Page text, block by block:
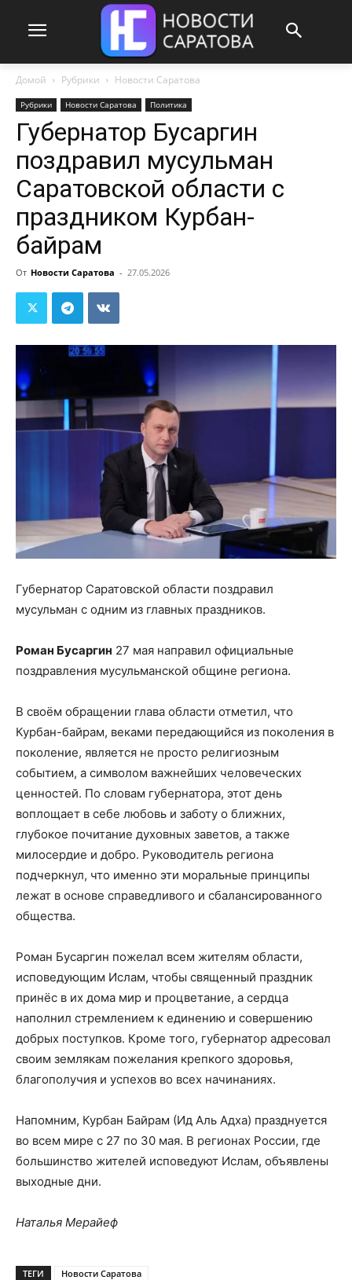
Домой Рубрики Новости Саратова
Рубрики Новости Саратова Политика
Губернатор Бусаргин
поздравил мусульман
Саратовской области с
праздником Курбан-
байрам
От Новости Саратова - 27.05.2026
Губернатор Саратовской области поздравил
мусульман с одним из главных праздников.
Роман Бусаргин 27 мая направил официальные
поздравления мусульманской общине региона.
В своём обращении глава области отметил, что
Курбан-байрам, веками передающийся из поколения в
поколение, является не просто религиозным
событием, а символом важнейших человеческих
ценностей. По словам губернатора, этот день
воплощает в себе любовь и заботу о ближних,
глубокое почитание духовных заветов, а также
милосердие и добро. Руководитель региона
подчеркнул, что именно эти моральные принципы
лежат в основе справедливого и сбалансированного
общества.
Роман Бусаргин пожелал всем жителям области,
исповедующим Ислам, чтобы священный праздник
принёс в их дома мир и процветание, а сердца
наполнил стремлением к единению и совершению
добрых поступков. Кроме того, губернатор адресовал
своим землякам пожелания крепкого здоровья,
благополучия и успехов во всех начинаниях.
Напомним, Курбан Байрам (Ид Аль Адха) празднуется
во всем мире с 27 по 30 мая. В регионах России, где
большинство жителей исповедуют Ислам, объявлены
выходные дни.
Наталья Мерайеф
ТЕГИ Новости Саратова